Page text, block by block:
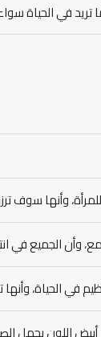
في الحياة سواء
وأنها سوف
وأن الجميع في
في الحياة،